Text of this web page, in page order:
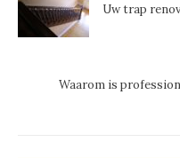
Uw trap
Waarom is